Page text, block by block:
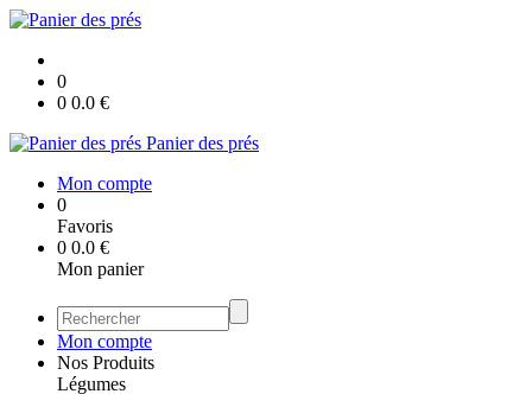
0
0 0.0 €
Panier des prés
Mon compte
0
Favoris
0 0.0 €
Mon panier
Mon compte
Nos Produits
Légumes